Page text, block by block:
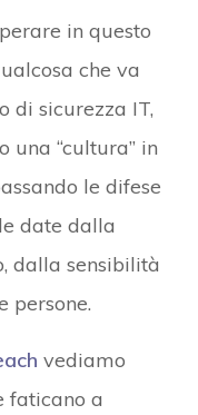
in questo
che va
di sicurezza IT,
una “cultura” in
le difese
date dalla
dalla sensibilità
persone.
vediamo
faticano a